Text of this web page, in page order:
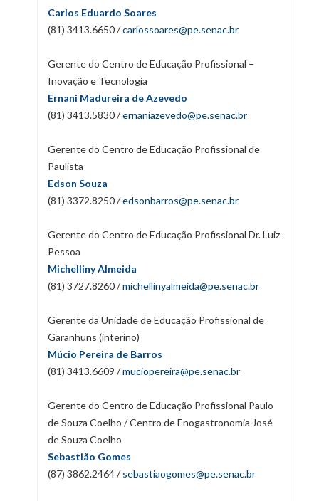
Carlos Eduardo Soares
(81) 3413.6650 /carlossoares@pe.senac.br
Gerente do Centro de Educação Profissional –
Inovação e Tecnologia
Ernani Madureira de Azevedo
(81) 3413.5830 /ernaniazevedo@pe.senac.br
Gerente do Centro de Educação Profissional de
Paulista
Edson Souza
(81) 3372.8250 /edsonbarros@pe.senac.br
Gerente do Centro de Educação Profissional Dr. Luiz
Pessoa
Michelliny Almeida
(81) 3727.8260 /michellinyalmeida@pe.senac.br
Gerente da Unidade de Educação Profissional de
Garanhuns (interino)
Múcio Pereira de Barros
(81) 3413.6609 /muciopereira@pe.senac.br
Gerente do Centro de Educação Profissional Paulo
de Souza Coelho / Centro de Enogastronomia José
de Souza Coelho
Sebastião Gomes
(87) 3862.2464 /sebastiaogomes@pe.senac.br